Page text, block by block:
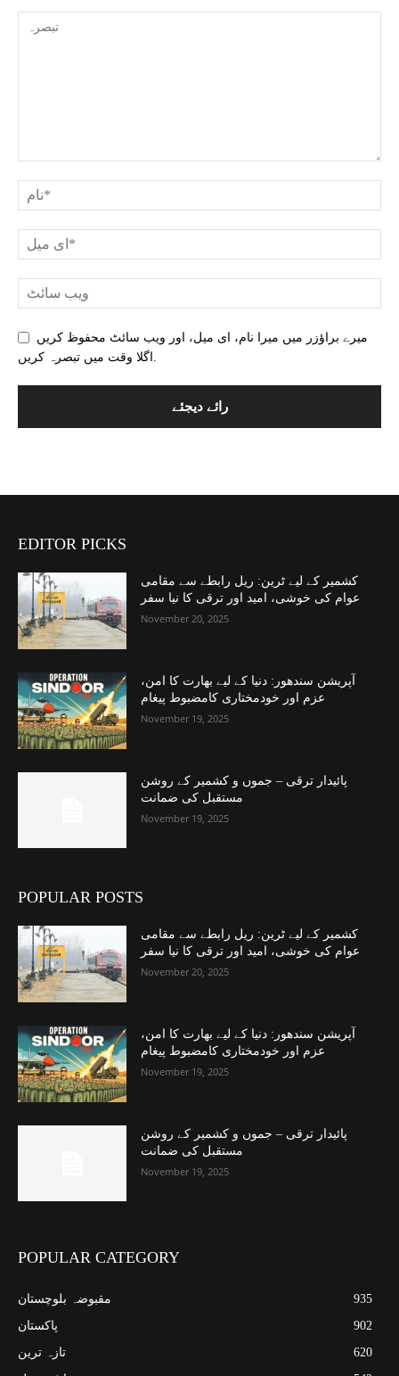
میرے براؤزر میں میرا نام، ای میل، اور ویب سائٹ محفوظ کریں
اگلا وقت میں تبصرہ کریں.
EDITOR PICKS
کشمیر کے لیے ٹرین: ریل رابطے سے مقامی
عوام کی خوشی، امید اور ترقی کا نیا سفر
November 20, 2025
آپریشن سندھور: دنیا کے لیے بھارت کا امن،
عزم اور خودمختاری کامضبوط پیغام
November 19, 2025
پائیدار ترقی – جموں و کشمیر کے روشن
مستقبل کی ضمانت
November 19, 2025
POPULAR POSTS
کشمیر کے لیے ٹرین: ریل رابطے سے مقامی
عوام کی خوشی، امید اور ترقی کا نیا سفر
November 20, 2025
آپریشن سندھور: دنیا کے لیے بھارت کا امن،
عزم اور خودمختاری کامضبوط پیغام
November 19, 2025
پائیدار ترقی – جموں و کشمیر کے روشن
مستقبل کی ضمانت
November 19, 2025
POPULAR CATEGORY
مقبوضہ بلوچستان
935
پاکستان
902
تازہ ترین
620